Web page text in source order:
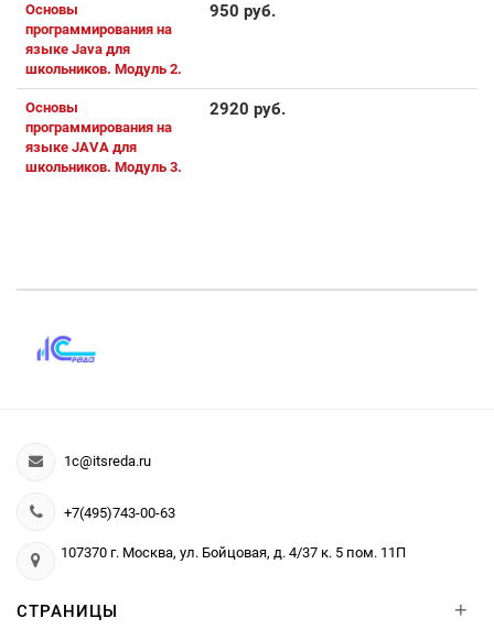
Основы
программирования на
языке Java для
школьников. Модуль 2.
950 руб.
Основы
программирования на
языке JAVA для
школьников. Модуль 3.
2920 руб.
1c@itsreda.ru
+7(495)743-00-63
107370 г. Москва, ул. Бойцовая, д. 4/37 к. 5 пом. 11П
СТРАНИЦЫ +